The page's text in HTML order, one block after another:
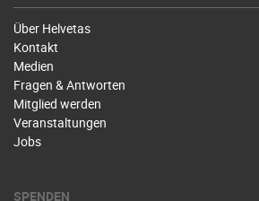
Über Helvetas
Kontakt
Medien
Fragen & Antworten
Mitglied werden
Veranstaltungen
Jobs
SPENDEN